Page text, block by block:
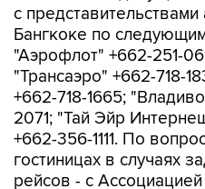
"Аэрофлот" +662-251-
"Трансаэро" +662-718-
+662-718-1665;
2071; "Тай Эйр
+662-356-1111. По
гостиницах в случаях
рейсов - с
Таиланда (+662-237-